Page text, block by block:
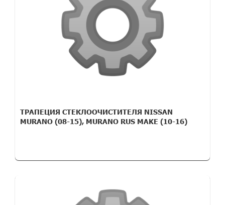
ТРАПЕЦИЯ СТЕКЛООЧИСТИТЕЛЯ NISSAN
MURANO (08-15), MURANO RUS MAKE (10-16)